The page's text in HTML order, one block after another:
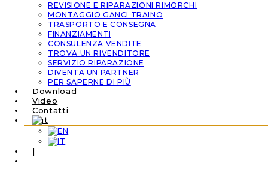
REVISIONE E RIPARAZIONI RIMORCHI
MONTAGGIO GANCI TRAINO
TRASPORTO E CONSEGNA
FINANZIAMENTI
CONSULENZA VENDITE
TROVA UN RIVENDITORE
SERVIZIO RIPARAZIONE
DIVENTA UN PARTNER
PER SAPERNE DI PIÙ
Download
Video
Contatti
|